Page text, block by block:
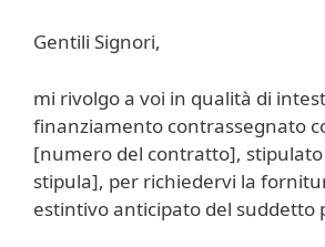
Gentili Signori,
mi rivolgo a voi in qualità di
finanziamento contrassegnato
[numero del contratto],
stipula], per richiedervi la
estintivo anticipato del suddetto